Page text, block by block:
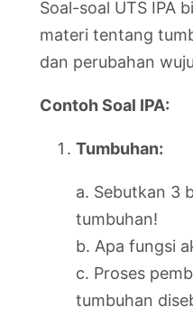
Soal-soal UTS IPA
materi tentang
dan perubahan
Contoh Soal IPA:
Tumbuhan:
a. Sebutkan 3
tumbuhan!
b. Apa fungsi
c. Proses
tumbuhan